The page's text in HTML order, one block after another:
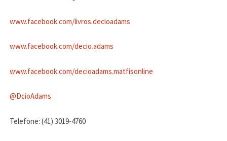
www.facebook.com/livros.decioadams
www.facebook.com/decio.adams
www.facebook.com/decioadams.matfisonline
@DcioAdams
Telefone: (41) 3019-4760